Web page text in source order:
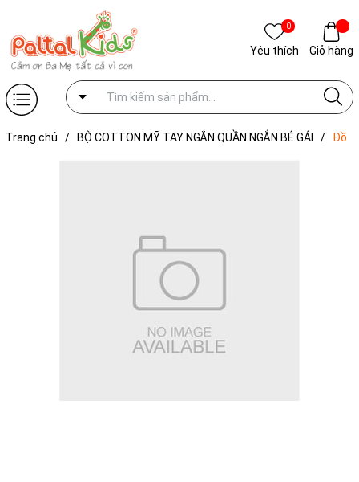
0
Yêu thích Giỏ hàng
Trang chủ / BỘ COTTON MỸ TAY NGẮN QUẦN NGẮN BÉ GÁI /
Đồ